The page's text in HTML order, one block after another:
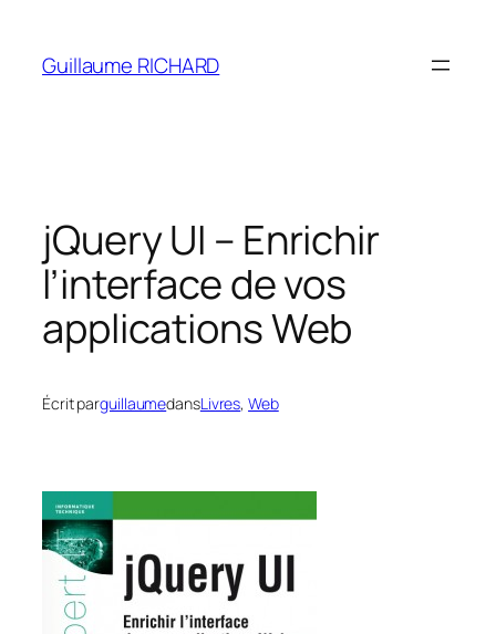
contenu
Guillaume RICHARD
jQuery UI – Enrichir
l’interface de vos
applications Web
Écrit parguillaumedansLivres, Web